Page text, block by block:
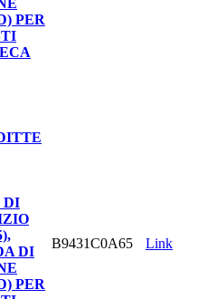
PER
DI
DI
PER
B9431C0A65 Link